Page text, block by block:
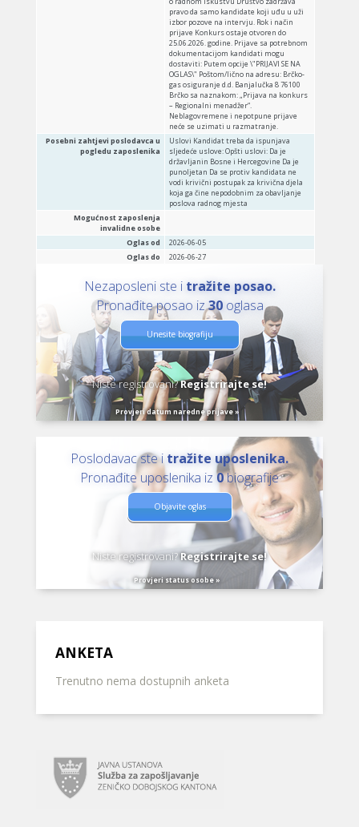
pravo da samo kandidate koji uđu u uži
izbor pozove na intervju. Rok i način
prijave Konkurs ostaje otvoren do
25.06.2026. godine. Prijave sa potrebnom
dokumentacijom kandidati mogu
dostaviti: Putem opcije \"PRIJAVI SE NA
OGLAS\" Poštom/lično na adresu: Brčko-
gas osiguranje d.d. Banjalučka 8 76100
Brčko sa naznakom: „Prijava na konkurs
– Regionalni menadžer“.
Neblagovremene i nepotpune prijave
neće se uzimati u razmatranje.
Posebni zahtjevi poslodavca u
pogledu zaposlenika
Uslovi Kandidat treba da ispunjava
sljedeće uslove: Opšti uslovi: Da je
državljanin Bosne i Hercegovine Da je
punoljetan Da se protiv kandidata ne
vodi krivični postupak za krivična djela
koja ga čine nepodobnim za obavljanje
poslova radnog mjesta
Mogućnost zaposlenja
invalidne osobe
Oglas od
2026-06-05
Oglas do
2026-06-27
Nezaposleni ste i tražite posao.
Pronađite posao iz30oglasa
Unesite biografiju
Niste registrovani?Registrirajte se!
Provjeri datum naredne prijave »
Poslodavac ste i tražite uposlenika.
Pronađite uposlenika iz 0biografije
Objavite oglas
Niste registrovani?Registrirajte se!
Provjeri status osobe »
ANKETA
Trenutno nema dostupnih anketa